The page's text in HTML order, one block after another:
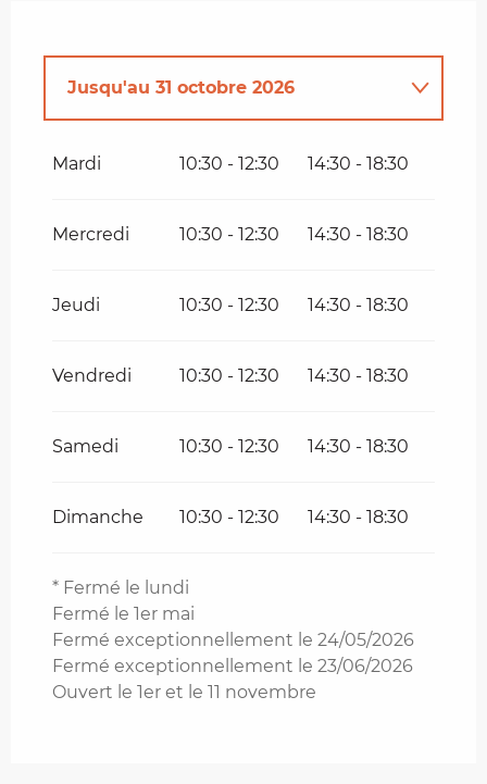
3 février 2026
Jusqu'au 31 octobre 2026
Mardi 10:30 - 12:30 14:30 - 18:30
Mercredi 10:30 - 12:30 14:30 - 18:30
Jeudi 10:30 - 12:30 14:30 - 18:30
Vendredi 10:30 - 12:30 14:30 - 18:30
Samedi 10:30 - 12:30 14:30 - 18:30
Dimanche 10:30 - 12:30 14:30 - 18:30
* Fermé le lundi
Fermé le 1er mai
Fermé exceptionnellement le 24/05/2026
Fermé exceptionnellement le 23/06/2026
Ouvert le 1er et le 11 novembre